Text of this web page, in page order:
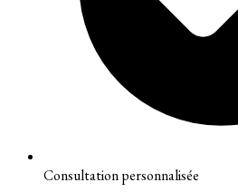
Consultation personnalisée